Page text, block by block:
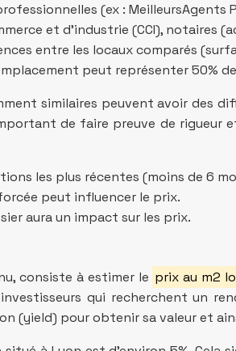
(ex : MeilleursAgents
et d’industrie (CCI), notaires
entre les locaux comparés
peut représenter 50%
similaires peuvent avoir des
de faire preuve de rigueur
les plus récentes (moins de 6
peut influencer le prix.
aura un impact sur les prix.
consiste à estimer le prix au m2
qui recherchent un
(yield) pour obtenir sa valeur et